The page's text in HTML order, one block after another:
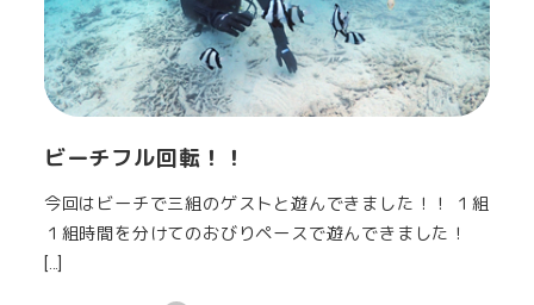
ビーチフル回転！！
今回はビーチで三組のゲストと遊んできました！！ １組
１組時間を分けてのおびりペースで遊んできました！
[…]